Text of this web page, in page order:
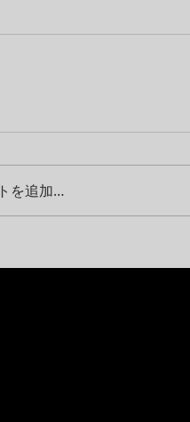
を追加…